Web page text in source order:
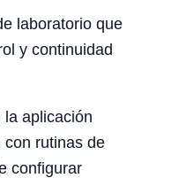
laboratorio que
y continuidad
la aplicación
con rutinas de
configurar